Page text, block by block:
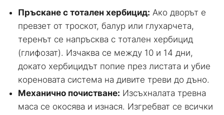
Пръскане с тотален хербицид: Ако дворът е
превзет от троскот, балур или глухарчета,
теренът се напръсква с тотален хербицид
(глифозат). Изчаква се между 10 и 14 дни,
докато хербицидът попие през листата и убие
кореновата система на дивите треви до дъно.
Механично почистване: Изсъхналата тревна
маса се окосява и изнася. Изгребват се всички